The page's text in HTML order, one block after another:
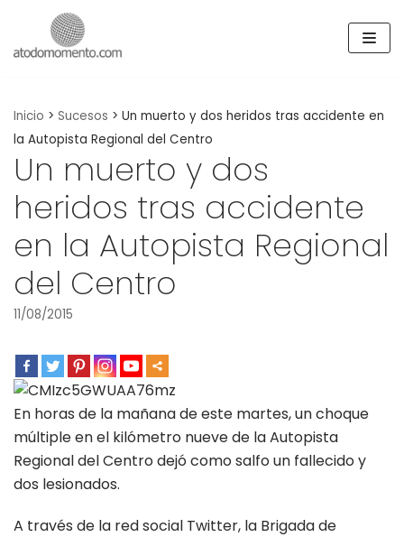
Skip
Inicio > Sucesos > Un muerto y dos heridos tras accidente en
la Autopista Regional del Centro
Un muerto y dos
heridos tras accidente
en la Autopista Regional
del Centro
11/08/2015
En horas de la mañana de este martes, un choque
múltiple en el kilómetro nueve de la Autopista
Regional del Centro dejó como salfo un fallecido y
dos lesionados.
A través de la red social Twitter, la Brigada de